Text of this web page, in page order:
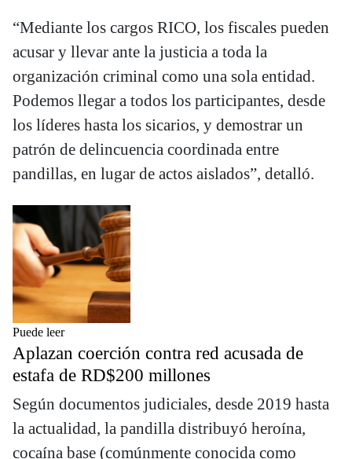
“Mediante los cargos RICO, los fiscales pueden
acusar y llevar ante la justicia a toda la
organización criminal como una sola entidad.
Podemos llegar a todos los participantes, desde
los líderes hasta los sicarios, y demostrar un
patrón de delincuencia coordinada entre
pandillas, en lugar de actos aislados”, detalló.
Puede leer
Aplazan coerción contra red acusada de
estafa de RD$200 millones
Según documentos judiciales, desde 2019 hasta
la actualidad, la pandilla distribuyó heroína,
cocaína base (comúnmente conocida como